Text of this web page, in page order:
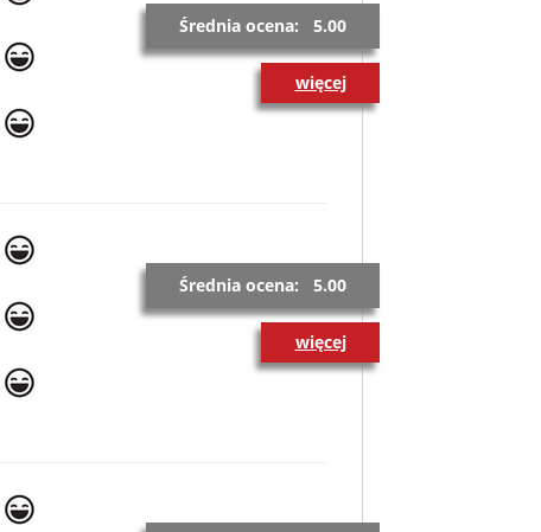
Średnia ocena: 5.00
więcej
Średnia ocena: 5.00
więcej